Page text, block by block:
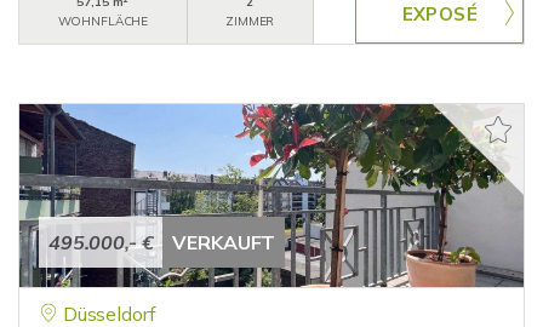
WOHNFLÄCHE
ZIMMER
495.000,- € VERKAUFT
Düsseldorf